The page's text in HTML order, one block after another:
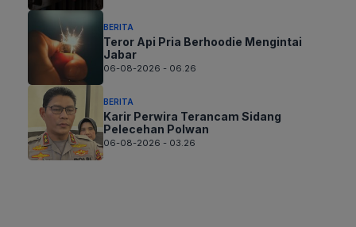
BERITA
Teror Api Pria Berhoodie Mengintai
Jabar
06-08-2026 - 06.26
BERITA
Karir Perwira Terancam Sidang
Pelecehan Polwan
06-08-2026 - 03.26